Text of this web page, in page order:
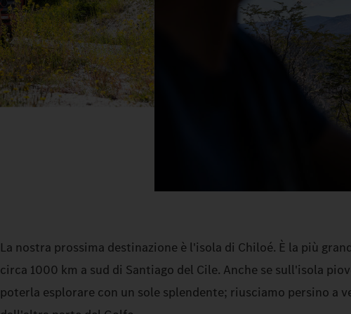
La nostra prossima destinazione è l'isola di Chiloé. È la più
circa 1000 km a sud di Santiago del Cile. Anche se sull'isola
poterla esplorare con un sole splendente; riusciamo persino a